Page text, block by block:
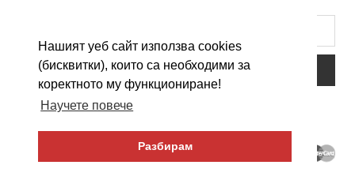
Нашият уеб сайт използва cookies
(бисквитки), които са необходими за
коректното му функциониране!
Научете повече
Разбирам